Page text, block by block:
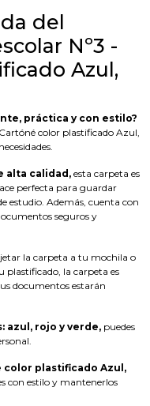
del
Nº3 -
Azul,
práctica y con estilo?
color plastificado Azul,
alta calidad,esta carpeta es
perfecta para guardar
estudio. Además, cuenta con
seguros y
la carpeta a tu mochila o
plastificado, la carpeta es
documentos estarán
azul, rojo y verde, puedes
color plastificado Azul,
con estilo y mantenerlos